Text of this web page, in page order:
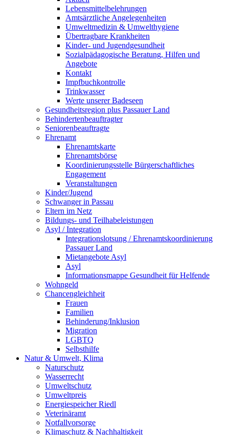
Lebensmittelbelehrungen
Amtsärztliche Angelegenheiten
Umweltmedizin & Umwelthygiene
Übertragbare Krankheiten
Kinder- und Jugendgesundheit
Sozialpädagogische Beratung, Hilfen und
Angebote
Kontakt
Impfbuchkontrolle
Trinkwasser
Werte unserer Badeseen
Gesundheitsregion plus Passauer Land
Behindertenbeauftragter
Seniorenbeauftragte
Ehrenamt
Ehrenamtskarte
Ehrenamtsbörse
Koordinierungsstelle Bürgerschaftliches
Engagement
Veranstaltungen
Kinder/Jugend
Schwanger in Passau
Eltern im Netz
Bildungs- und Teilhabeleistungen
Asyl / Integration
Integrationslotsung / Ehrenamtskoordinierung
Passauer Land
Mietangebote Asyl
Asyl
Informationsmappe Gesundheit für Helfende
Wohngeld
Chancengleichheit
Frauen
Familien
Behinderung/Inklusion
Migration
LGBTQ
Selbsthilfe
Natur & Umwelt, Klima
Naturschutz
Wasserrecht
Umweltschutz
Umweltpreis
Energiespeicher Riedl
Veterinäramt
Notfallvorsorge
Klimaschutz & Nachhaltigkeit